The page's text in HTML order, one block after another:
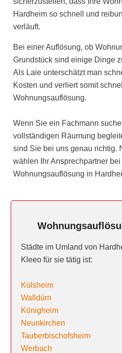
Hardheim so schnell und
verläuft.
Bei einer Auflösung, ob
Grundstück sind einige Dinge
Als Laie unterschätzt man
Kosten und verliert somit
Wohnungsauflösung.
Wenn Sie ein Fachmann
vollständigen Räumung
sind Sie bei uns genau richtig.
wählen Ihr Ansprechpartner
Wohnungsauflösung in
Städte im Umland von
Kleeo für sie tätig ist:
Külsheim
Walldürn
Königheim
Neunkirchen
Tauberbischofsheim
Werbach